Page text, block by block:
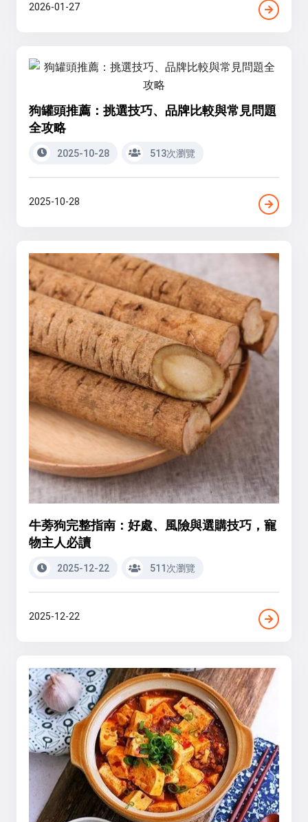
2026-01-27
狗罐頭推薦：挑選技巧、品牌比較與常見問題
全攻略
2025-10-28 513次瀏覽
2025-10-28
牛蒡狗完整指南：好處、風險與選購技巧，寵
物主人必讀
2025-12-22 511次瀏覽
2025-12-22